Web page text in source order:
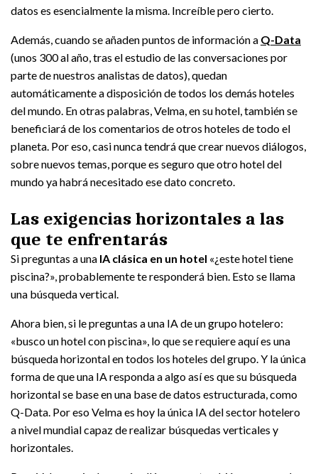
datos es esencialmente la misma. Increíble pero cierto.
Además, cuando se añaden puntos de información a Q-Data
(unos 300 al año, tras el estudio de las conversaciones por
parte de nuestros analistas de datos), quedan
automáticamente a disposición de todos los demás hoteles
del mundo. En otras palabras, Velma, en su hotel, también se
beneficiará de los comentarios de otros hoteles de todo el
planeta. Por eso, casi nunca tendrá que crear nuevos diálogos,
sobre nuevos temas, porque es seguro que otro hotel del
mundo ya habrá necesitado ese dato concreto.
Las exigencias horizontales a las
que te enfrentarás
Si preguntas a una IA clásica en un hotel «¿este hotel tiene
piscina?», probablemente te responderá bien. Esto se llama
una búsqueda vertical.
Ahora bien, si le preguntas a una IA de un grupo hotelero:
«busco un hotel con piscina», lo que se requiere aquí es una
búsqueda horizontal en todos los hoteles del grupo. Y la única
forma de que una IA responda a algo así es que su búsqueda
horizontal se base en una base de datos estructurada, como
Q-Data. Por eso Velma es hoy la única IA del sector hotelero
a nivel mundial capaz de realizar búsquedas verticales y
horizontales.